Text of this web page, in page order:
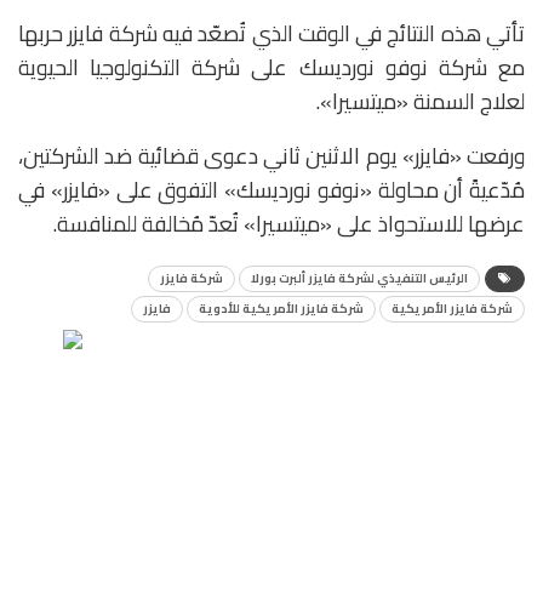
تأتي هذه النتائج في الوقت الذي تُصعّد فيه شركة فايزر حربها
مع شركة نوفو نورديسك على شركة التكنولوجيا الحيوية
لعلاج السمنة «ميتسيرا».
ورفعت «فايزر» يوم الاثنين ثاني دعوى قضائية ضد الشركتين،
مُدّعيةً أن محاولة «نوفو نورديسك» التفوق على «فايزر» في
عرضها للاستحواذ على «ميتسيرا» تُعدّ مُخالفة للمنافسة.
الرئيس التنفيذي لشركة فايزر ألبرت بورلا
شركة فايزر
شركة فايزر الأمريكية
شركة فايزر الأمريكية للأدوية فايزر